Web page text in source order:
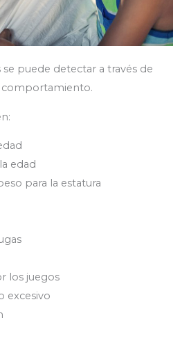
puede detectar a través de
comportamiento.
edad
para la estatura
los juegos
excesivo